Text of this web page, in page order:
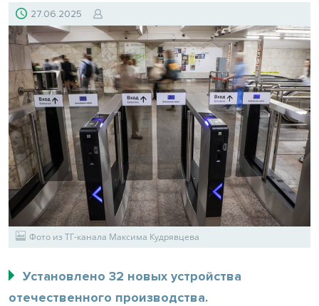
27.06.2025
Фото из ТГ-канала Максима Кудрявцева
Установлено 32 новых устройства
отечественного производства.